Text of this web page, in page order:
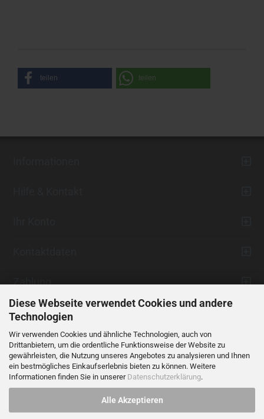
Diese Webseite verwendet Cookies und andere
Technologien
Wir verwenden Cookies und ähnliche Technologien, auch von
Drittanbietern, um die ordentliche Funktionsweise der Website zu
gewährleisten, die Nutzung unseres Angebotes zu analysieren und Ihnen
ein bestmögliches Einkaufserlebnis bieten zu können. Weitere
Informationen finden Sie in unserer Datenschutzerklärung.
Alle Akzeptieren
teilen teilen
Zahlung
Vertrag widerrufen